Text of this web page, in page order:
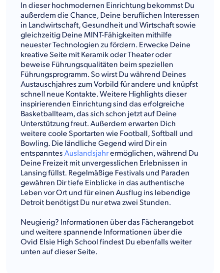
In dieser hochmodernen Einrichtung bekommst Du
außerdem die Chance, Deine beruflichen Interessen
in Landwirtschaft, Gesundheit und Wirtschaft sowie
gleichzeitig Deine MINT-Fähigkeiten mithilfe
neuester Technologien zu fördern. Erwecke Deine
kreative Seite mit Keramik oder Theater oder
beweise Führungsqualitäten beim speziellen
Führungsprogramm. So wirst Du während Deines
Austauschjahres zum Vorbild für andere und knüpfst
schnell neue Kontakte. Weitere Highlights dieser
inspirierenden Einrichtung sind das erfolgreiche
Basketballteam, das sich schon jetzt auf Deine
Unterstützung freut. Außerdem erwarten Dich
weitere coole Sportarten wie Football, Softball und
Bowling. Die ländliche Gegend wird Dir ein
entspanntes Auslandsjahrermöglichen, während Du
Deine Freizeit mit unvergesslichen Erlebnissen in
Lansing füllst. Regelmäßige Festivals und Paraden
gewähren Dir tiefe Einblicke in das authentische
Leben vor Ort und für einen Ausflug ins lebendige
Detroit benötigst Du nur etwa zwei Stunden.
Neugierig? Informationen über das Fächerangebot
und weitere spannende Informationen über die
Ovid Elsie High School findest Du ebenfalls weiter
unten auf dieser Seite.